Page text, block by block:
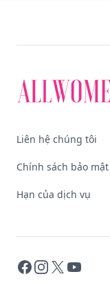
Liên hệ chúng tôi
Chính sách bảo mật
Hạn của dịch vụ
Facebook
Instagram
X YouTube